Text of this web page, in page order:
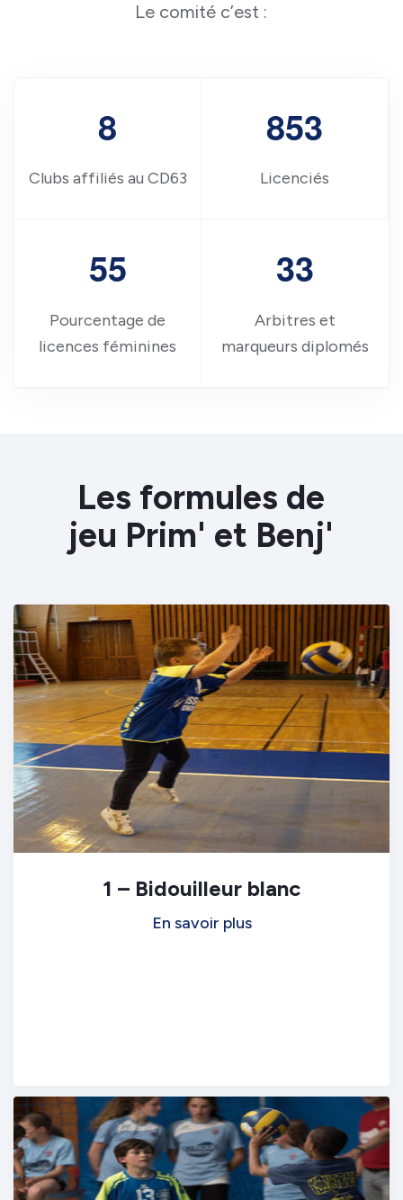
Le comité c’est :
8
Clubs affiliés au CD63
853
Licenciés
55
Pourcentage de
licences féminines
33
Arbitres et
marqueurs diplomés
Les formules de
jeu Prim' et Benj'
1 – Bidouilleur blanc
En savoir plus